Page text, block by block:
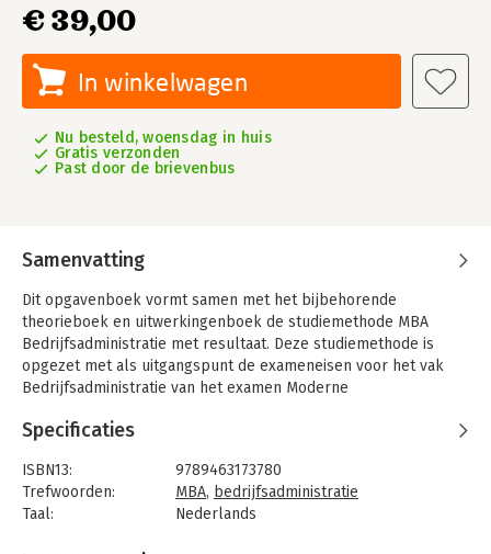
€ 39,00
In winkelwagen
Nu besteld, woensdag in huis
Gratis verzonden
Past door de brievenbus
Samenvatting
Dit opgavenboek vormt samen met het bijbehorende
theorieboek en uitwerkingenboek de studiemethode MBA
Bedrijfsadministratie met resultaat. Deze studiemethode is
opgezet met als uitgangspunt de exameneisen voor het vak
Bedrijfsadministratie van het examen Moderne
De vraagstukken uit dit opgavenboek zijn, net als het
theorieboek, verdeeld in aparte hoofdstukken. Bij dit
opgavenboek behoort een digitale leeromgeving op
www.lerenmetconvoy.nl. In de digitale leeromgeving is een
Specificaties
ISBN13:
9789463173780
Trefwoorden:
MBA, bedrijfsadministratie
Taal:
Nederlands